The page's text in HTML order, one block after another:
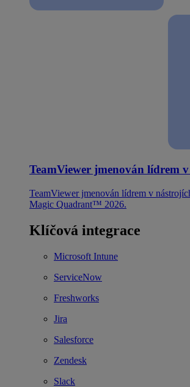
TeamViewer jmenován lídrem
TeamViewer jmenován lídrem v
Magic Quadrant™ 2026.
Klíčová integrace
Microsoft Intune
ServiceNow
Freshworks
Jira
Salesforce
Zendesk
Slack